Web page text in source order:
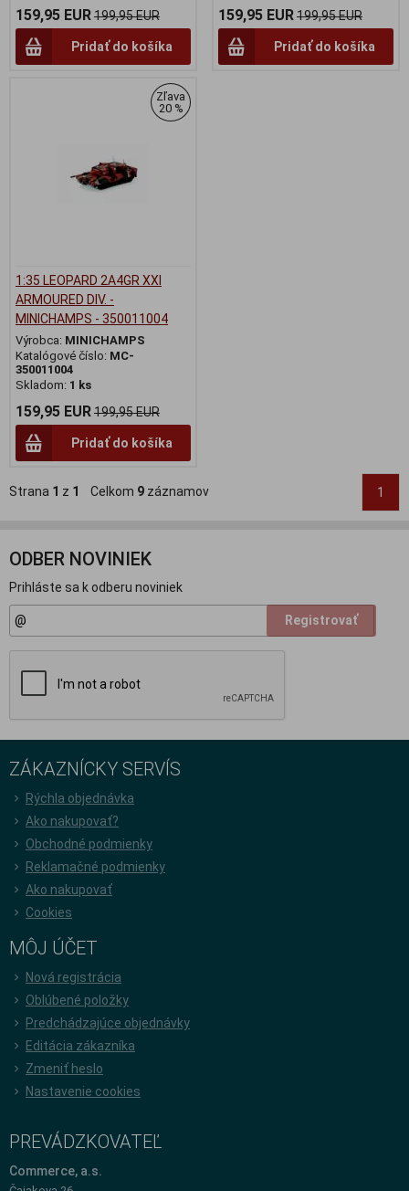
159,95 EUR199,95 EUR
Pridať do košíka
159,95 EUR199,95 EUR
Pridať do košíka
Zľava
20 %
1:35 LEOPARD 2A4GR XXI
ARMOURED DIV. -
MINICHAMPS - 350011004
Výrobca: MINICHAMPS
Katalógové číslo: MC-
350011004
Skladom: 1 ks
159,95 EUR199,95 EUR
Pridať do košíka
Strana 1 z 1 Celkom 9 záznamov 1
ODBER NOVINIEK
Prihláste sa k odberu noviniek
Registrovať
ZÁKAZNÍCKY SERVÍS
Rýchla objednávka
Ako nakupovať?
Obchodné podmienky
Reklamačné podmienky
Ako nakupovať
Cookies
MÔJ ÚČET
Nová registrácia
Oblúbené položky
Predchádzajúce objednávky
Editácia zákazníka
Zmeniť heslo
Nastavenie cookies
PREVÁDZKOVATEĽ
Commerce, a.s.